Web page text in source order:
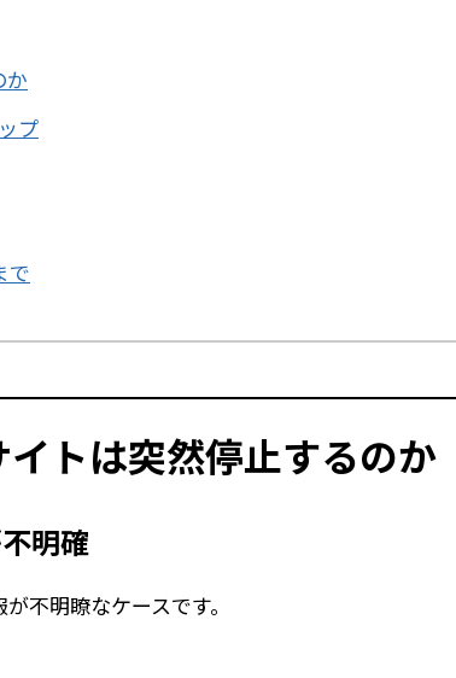
か
プ
で
トは突然停止するのか
明確
不明瞭なケースです。